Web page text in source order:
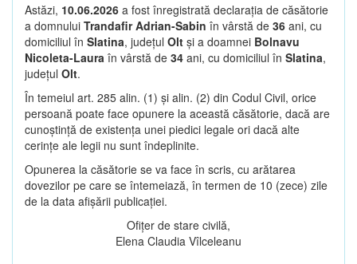
Astăzi, 10.06.2026 a fost înregistrată declarația de căsătorie
a domnului Trandafir Adrian-Sabin în vârstă de 36 ani, cu
domiciliul în Slatina, județul Olt și a doamnei Bolnavu
Nicoleta-Laura în vârstă de 34 ani, cu domiciliul în Slatina,
județul Olt.
În temeiul art. 285 alin. (1) și alin. (2) din Codul Civil, orice
persoană poate face opunere la această căsătorie, dacă are
cunoștință de existența unei piedici legale ori dacă alte
cerințe ale legii nu sunt îndeplinite.
Opunerea la căsătorie se va face în scris, cu arătarea
dovezilor pe care se întemeiază, în termen de 10 (zece) zile
de la data afișării publicației.
Ofițer de stare civilă,
Elena Claudia Vîlceleanu